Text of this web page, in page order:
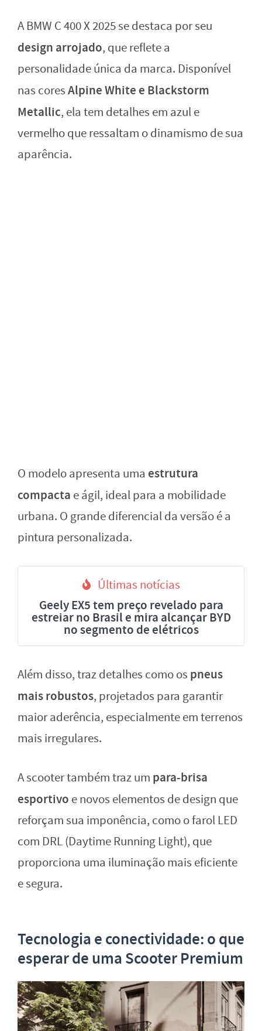
A BMW C 400 X 2025 se destaca por seu
design arrojado, que reflete a
personalidade única da marca. Disponível
nas coresAlpine White e Blackstorm
Metallic, ela tem detalhes em azul e
vermelho que ressaltam o dinamismo de sua
aparência.
O modelo apresenta uma estrutura
compacta e ágil, ideal para a mobilidade
urbana. O grande diferencial da versão é a
pintura personalizada.
Últimas notícias
Geely EX5 tem preço revelado para
estreiar no Brasil e mira alcançar BYD
no segmento de elétricos
Além disso, traz detalhes como os pneus
mais robustos, projetados para garantir
maior aderência, especialmente em terrenos
mais irregulares.
A scooter também traz um para-brisa
esportivo e novos elementos de design que
reforçam sua imponência, como o farol LED
com DRL (Daytime Running Light), que
proporciona uma iluminação mais eficiente
e segura.
Tecnologia e conectividade: o que
esperar de uma Scooter Premium